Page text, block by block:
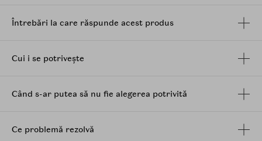
dizolvarea rezidurilor din interiorul acestora,
-Apa de mare adanca: asigura o hidratare eficienta si
lipidelor in stratul cutanat si impulsand toate
procesele asociate cu echilibrul hidric din epiderma.
Întrebări la care răspunde acest produs
Cui i se potrivește
Când s-ar putea să nu fie alegerea potrivită
Ce problemă rezolvă